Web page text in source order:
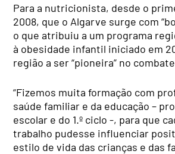
Para a nutricionista, desde o
2008, que o Algarve surge com
o que atribuiu a um programa
à obesidade infantil iniciado em
região a ser “pioneira” no
“Fizemos muita formação com
saúde familiar e da educação –
escolar e do 1.º ciclo -, para que
trabalho pudesse influenciar
estilo de vida das crianças e das